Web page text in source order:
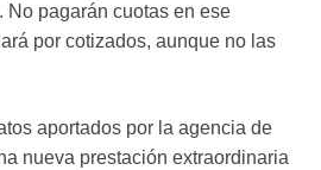
No pagarán cuotas en ese
por cotizados, aunque no las
aportados por la agencia de
nueva prestación extraordinaria